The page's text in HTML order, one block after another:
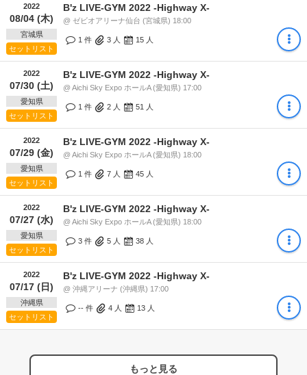
2022
08/04 (木)
宮城県
セットリスト
B'z LIVE-GYM 2022 -Highway X-
@ ゼビオアリーナ仙台 (宮城県) 18:00
1 件 3 人 15 人
2022
07/30 (土)
愛知県
セットリスト
B'z LIVE-GYM 2022 -Highway X-
@ Aichi Sky Expo ホールA (愛知県) 17:00
1 件 2 人 51 人
2022
07/29 (金)
愛知県
セットリスト
B'z LIVE-GYM 2022 -Highway X-
@ Aichi Sky Expo ホールA (愛知県) 18:00
1 件 7 人 45 人
2022
07/27 (水)
愛知県
セットリスト
B'z LIVE-GYM 2022 -Highway X-
@ Aichi Sky Expo ホールA (愛知県) 18:00
3 件 5 人 38 人
2022
07/17 (日)
沖縄県
セットリスト
B'z LIVE-GYM 2022 -Highway X-
@ 沖縄アリーナ (沖縄県) 17:00
-- 件 4 人 13 人
もっと見る